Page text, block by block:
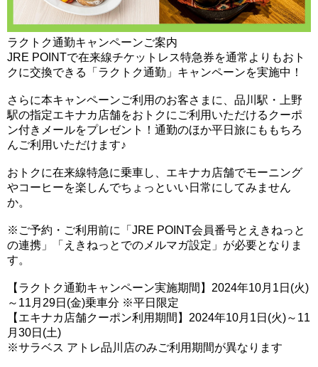
ラクトク通勤キャンペーンご案内
JRE POINTで在来線チケットレス特急券を通常よりもおト
クに交換できる「ラクトク通勤」キャンペーンを実施中！
さらに本キャンペーンご利用のお客さまに、品川駅・上野
駅の指定エキナカ店舗をおトクにご利用いただけるクーポ
ン付きメールをプレゼント！通勤のほか平日旅にももちろ
んご利用いただけます♪
おトクに在来線特急に乗車し、エキナカ店舗でモーニング
やコーヒーを楽しんでちょっといい日常にしてみません
か。
※ご予約・ご利用前に「JRE POINT会員番号とえきねっと
の連携」「えきねっとでのメルマガ設定」が必要となりま
す。
【ラクトク通勤キャンペーン実施期間】2024年10月1日(火)
～11月29日(金)乗車分 ※平日限定
【エキナカ店舗クーポン利用期間】2024年10月1日(火)～11
月30日(土)
※サラベス アトレ品川店のみご利用期間が異なります